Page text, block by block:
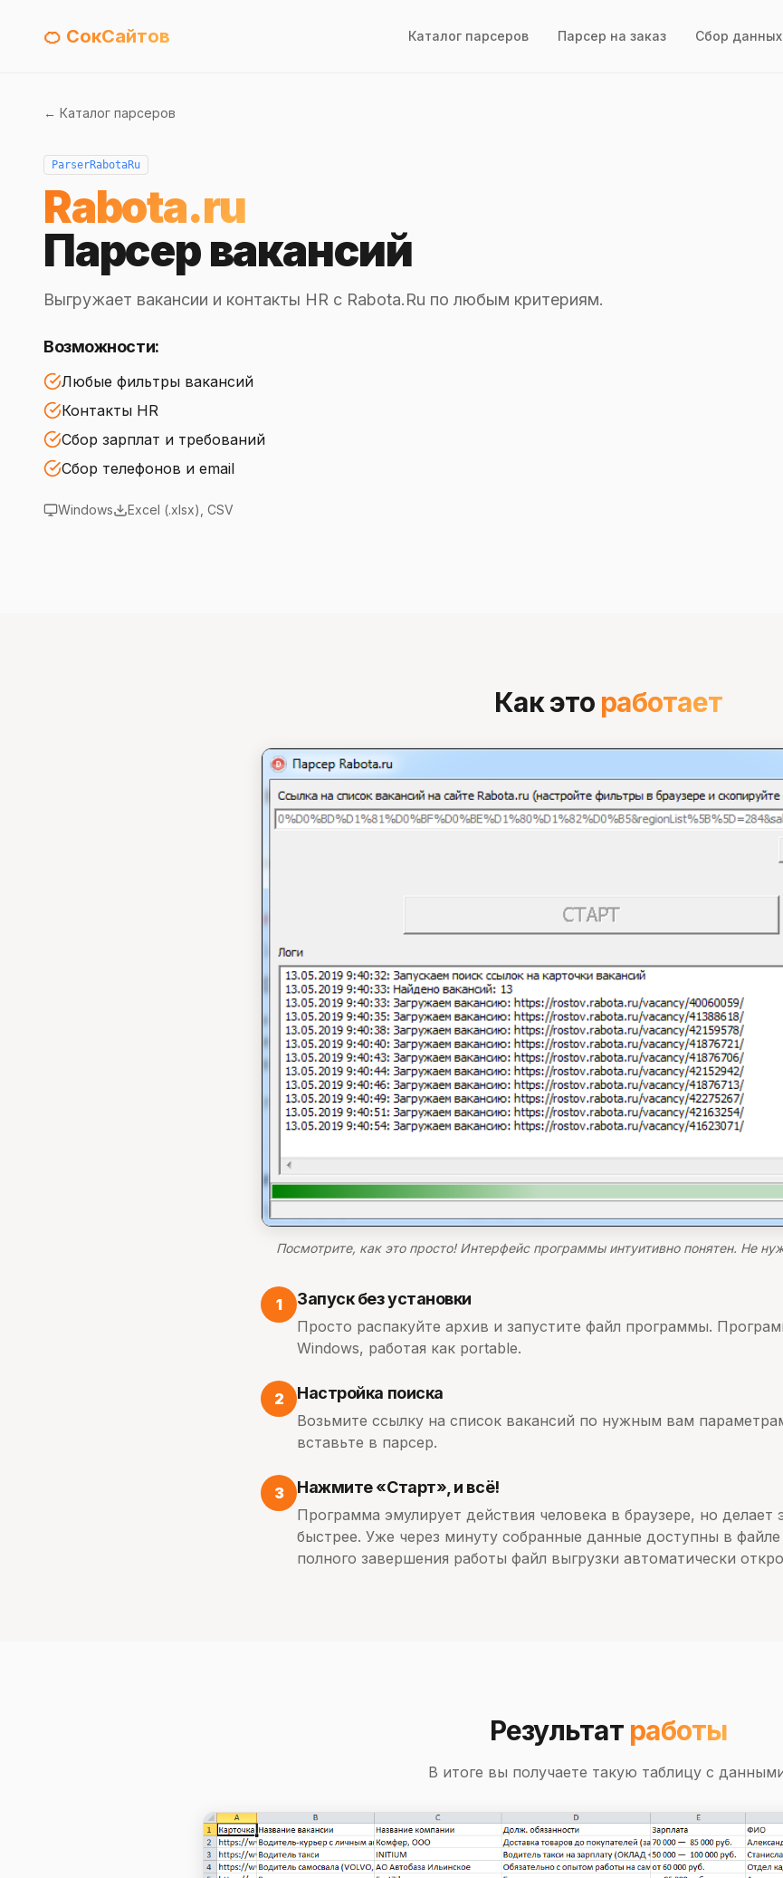
🍊 СокСайтов Каталог парсеров Парсер на заказ Сбор данных
← Каталог парсеров
ParserRabotaRu
Rabota.ru
Парсер вакансий
Выгружает вакансии и контакты HR с Rabota.Ru по любым критериям.
Возможности:
Любые фильтры вакансий
Контакты HR
Сбор зарплат и требований
Сбор телефонов и email
Windows Excel (.xlsx), CSV
Как это работает
Посмотрите, как это просто! Интерфейс программы интуитивно понятен. Не
1 Запуск без установки
Просто распакуйте архив и запустите файл программы.
Windows, работая как portable.
2 Настройка поиска
Возьмите ссылку на список вакансий по нужным вам
вставьте в парсер.
3 Нажмите «Старт», и всё!
Программа эмулирует действия человека в браузере, но делает
быстрее. Уже через минуту собранные данные доступны в
полного завершения работы файл выгрузки автоматически
Результат работы
В итоге вы получаете такую таблицу с